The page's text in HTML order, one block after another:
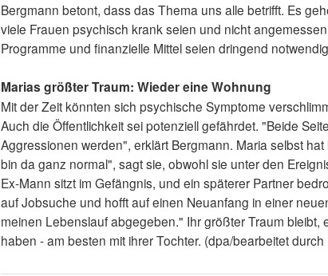
Bergmann betont, dass das Thema uns alle betrifft. Es
viele Frauen psychisch krank seien und nicht
Programme und finanzielle Mittel seien dringend
Marias größter Traum: Wieder eine Wohnung
Mit der Zeit könnten sich psychische Symptome
Auch die Öffentlichkeit sei potenziell gefährdet. "Beide
Aggressionen werden", erklärt Bergmann. Maria selbst
bin da ganz normal", sagt sie, obwohl sie unter den
Ex-Mann sitzt im Gefängnis, und ein späterer Partner
auf Jobsuche und hofft auf einen Neuanfang in einer
meinen Lebenslauf abgegeben." Ihr größter Traum bleibt,
haben - am besten mit ihrer Tochter. (dpa/bearbeitet durch